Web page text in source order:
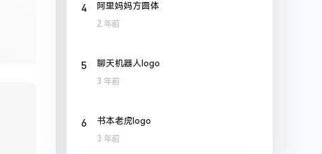
4 阿里妈妈方圆体
2 年前
5 聊天机器人logo
3 年前
6 书本老虎logo
3 年前